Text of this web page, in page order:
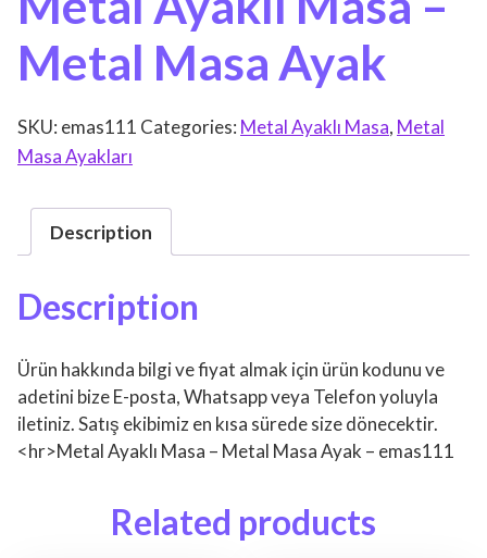
Metal Masa Ayak
SKU: emas111 Categories: Metal Ayaklı Masa, Metal
Masa Ayakları
Description
Description
Ürün hakkında bilgi ve fiyat almak için ürün kodunu ve
adetini bize E-posta, Whatsapp veya Telefon yoluyla
iletiniz. Satış ekibimiz en kısa sürede size dönecektir.
<hr>Metal Ayaklı Masa – Metal Masa Ayak – emas111
Related products